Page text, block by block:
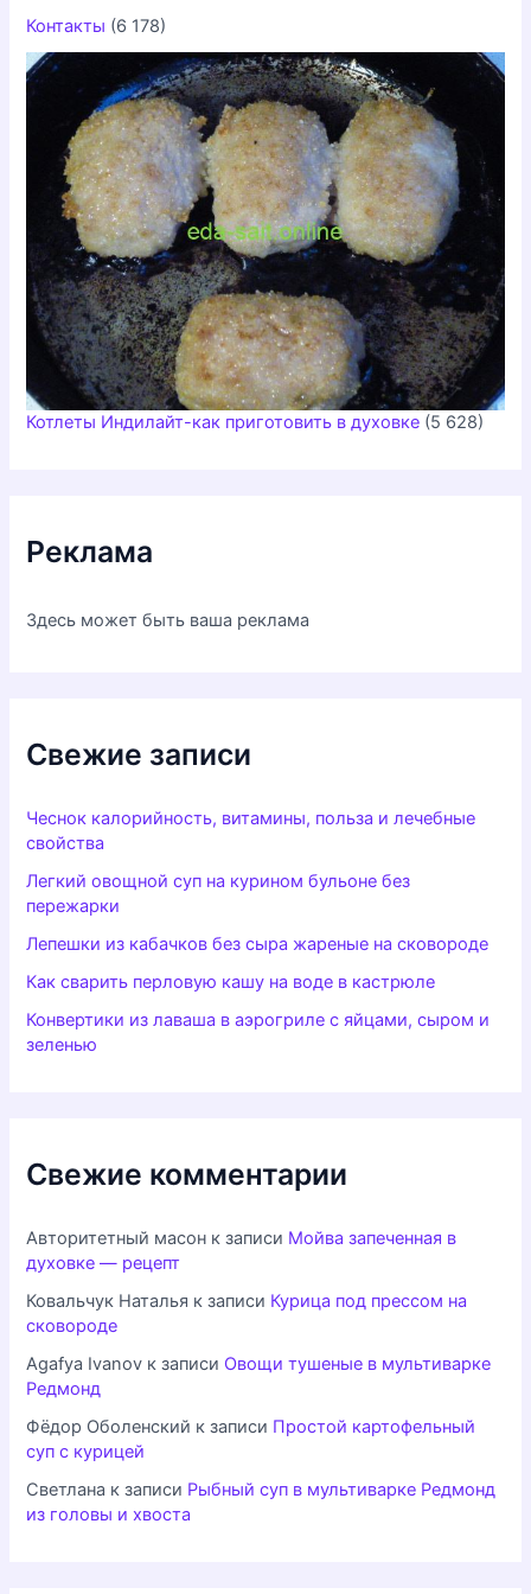
Контакты (6 178)
Котлеты Индилайт-как приготовить в духовке (5 628)
Реклама
Здесь может быть ваша реклама
Свежие записи
Чеснок калорийность, витамины, польза и лечебные
свойства
Легкий овощной суп на курином бульоне без
пережарки
Лепешки из кабачков без сыра жареные на сковороде
Как сварить перловую кашу на воде в кастрюле
Конвертики из лаваша в аэрогриле с яйцами, сыром и
зеленью
Свежие комментарии
Авторитетный масон к записи Мойва запеченная в
духовке — рецепт
Ковальчук Наталья к записи Курица под прессом на
сковороде
Agafya Ivanov к записи Овощи тушеные в мультиварке
Редмонд
Фёдор Оболенский к записи Простой картофельный
суп с курицей
Светлана к записи Рыбный суп в мультиварке Редмонд
из головы и хвоста